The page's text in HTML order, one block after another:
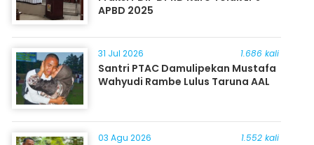
APBD 2025
31 Jul 2026 1.686 kali
Santri PTAC Damulipekan Mustafa
Wahyudi Rambe Lulus Taruna AAL
03 Agu 2026 1.552 kali